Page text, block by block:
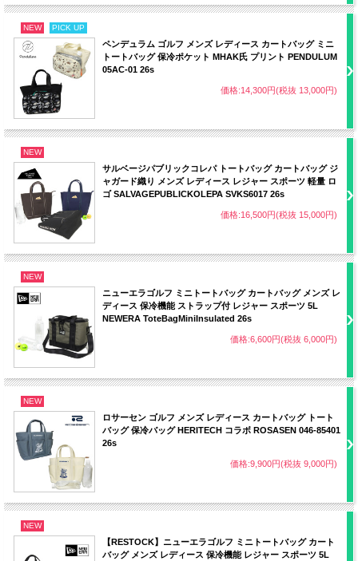
NEW PICK UP
ペンデュラム ゴルフ メンズ レディース カートバッグ ミニ
トートバッグ 保冷ポケット MHAK氏 プリント PENDULUM
05AC-01 26s
価格:14,300円(税抜 13,000円)
NEW
サルベージパブリックコレパ トートバッグ カートバッグ ジ
ャガード織り メンズ レディース レジャー スポーツ 軽量 ロ
ゴ SALVAGEPUBLICKOLEPA SVKS6017 26s
価格:16,500円(税抜 15,000円)
NEW
ニューエラゴルフ ミニトートバッグ カートバッグ メンズ レ
ディース 保冷機能 ストラップ付 レジャー スポーツ 5L
NEWERA ToteBagMiniInsulated 26s
価格:6,600円(税抜 6,000円)
NEW
ロサーセン ゴルフ メンズ レディース カートバッグ トート
バッグ 保冷バッグ HERITECH コラボ ROSASEN 046-85401
26s
価格:9,900円(税抜 9,000円)
NEW
【RESTOCK】ニューエラゴルフ ミニトートバッグ カート
バッグ メンズ レディース 保冷機能 レジャー スポーツ 5L